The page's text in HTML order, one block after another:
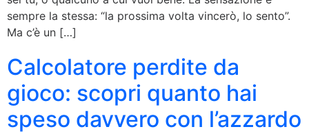
sempre la stessa: “la prossima volta vincerò, lo sento”.
Ma c’è un […]
Calcolatore perdite da
gioco: scopri quanto hai
speso davvero con l’azzardo